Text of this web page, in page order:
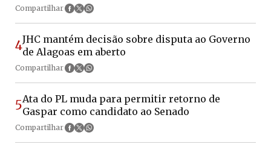
Compartilhar
4JHC mantém decisão sobre disputa ao Governo
de Alagoas em aberto
Compartilhar
5Ata do PL muda para permitir retorno de
Gaspar como candidato ao Senado
Compartilhar